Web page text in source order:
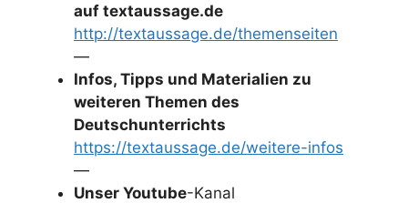
auf textaussage.de
http://textaussage.de/themenseiten
—
Infos, Tipps und Materialien zu
weiteren Themen des
Deutschunterrichts
https://textaussage.de/weitere-infos
—
Unser Youtube-Kanal